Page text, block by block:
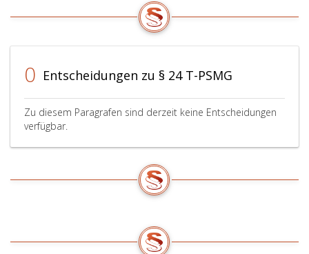
0 Entscheidungen zu § 24 T-PSMG
Zu diesem Paragrafen sind derzeit keine Entscheidungen
verfügbar.